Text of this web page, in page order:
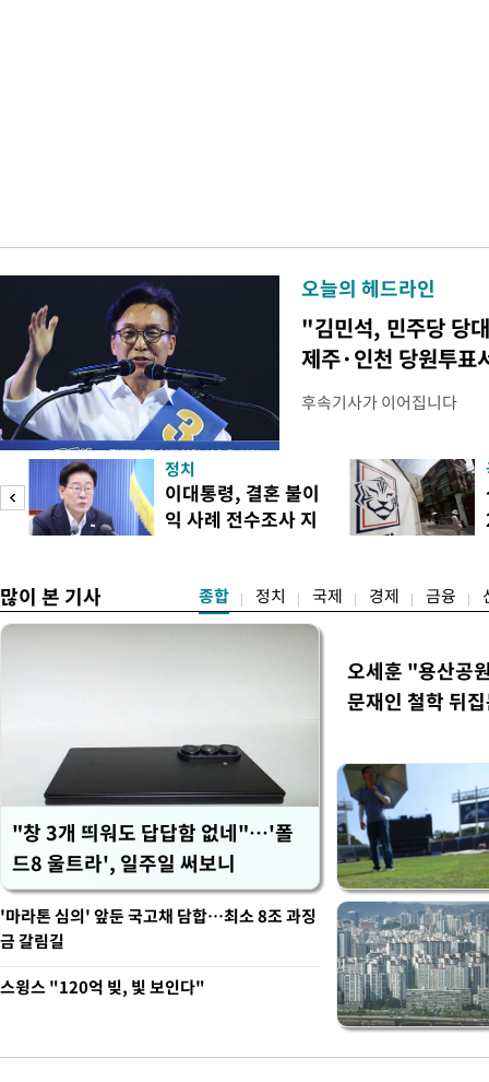
오늘의 헤드라인
"김민석, 민주당 당
제주·인천 당원투표
후속기사가 이어집니다
정치
이대통령, 결혼 불이
익 사례 전수조사 지
많이 본 기사 종합 정치 국제 경제 금융
"창 3개 띄워도 답답함 없네"…'폴
드8 울트라', 일주일 써보니
오세훈 "용산공
문재인 철학 뒤
'마라톤 심의' 앞둔 국고채 담합…최소 8조 과징
금 갈림길
스윙스 "120억 빚, 빛 보인다"